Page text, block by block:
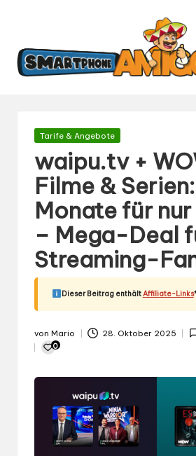
m
a
rt
in
der
Mobilfunk
Gepostet
Tarife & Angebote
waipu.tv +
Filme &
Monate für
– Mega-Deal
Streaming-
Dieser Beitrag enthältAffiliate-Links
Gepostet
von
von Mario 28. Oktober 2025
0